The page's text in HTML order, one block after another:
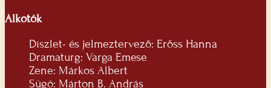
Alkotók
Díszlet- és jelmeztervező: Erőss Hanna
Dramaturg: Varga Emese
Zene: Márkos Albert
Súgó: Márton B. András